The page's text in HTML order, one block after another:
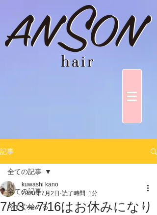
記事
全ての記事
今すぐ始める
全ての記事
7/13～7/16はお休みになり
kuwashi kano
2020年7月2日 読了時間: 1分